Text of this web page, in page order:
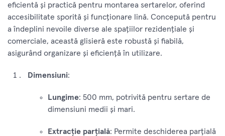
eficientă și practică pentru montarea sertarelor, oferind
accesibilitate sporită și funcționare lină. Concepută pentru
a îndeplini nevoile diverse ale spațiilor rezidențiale și
comerciale, această glisieră este robustă și fiabilă,
asigurând organizare și eficiență în utilizare.
Dimensiuni:
Lungime: 500 mm, potrivită pentru sertare de
dimensiuni medii și mari.
Extracție parțială: Permite deschiderea parțială